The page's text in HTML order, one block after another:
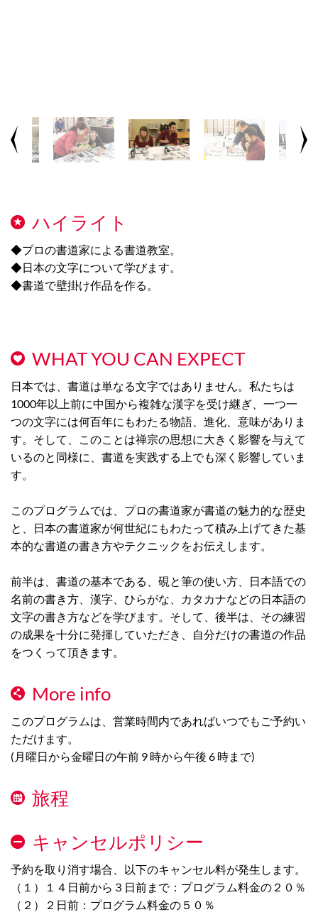
ハイライト
◆プロの書道家による書道教室。
◆日本の文字について学びます。
◆書道で壁掛け作品を作る。
WHAT YOU CAN EXPECT
日本では、書道は単なる文字ではありません。私たちは
1000年以上前に中国から複雑な漢字を受け継ぎ、一つ一
つの文字には何百年にもわたる物語、進化、意味がありま
す。そして、このことは禅宗の思想に大きく影響を与えて
いるのと同様に、書道を実践する上でも深く影響していま
す。
このプログラムでは、プロの書道家が書道の魅力的な歴史
と、日本の書道家が何世紀にもわたって積み上げてきた基
本的な書道の書き方やテクニックをお伝えします。
前半は、書道の基本である、硯と筆の使い方、日本語での
名前の書き方、漢字、ひらがな、カタカナなどの日本語の
文字の書き方などを学びます。そして、後半は、その練習
の成果を十分に発揮していただき、自分だけの書道の作品
をつくって頂きます。
More info
このプログラムは、営業時間内であればいつでもご予約い
ただけます。
(月曜日から金曜日の午前 9 時から午後 6 時まで)
旅程
キャンセルポリシー
予約を取り消す場合、以下のキャンセル料が発生します。
（１）１４日前から３日前まで：プログラム料金の２０％
（２）２日前：プログラム料金の５０％